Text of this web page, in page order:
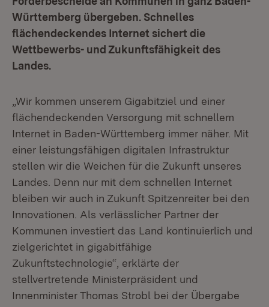
Württemberg übergeben. Schnelles
flächendeckendes Internet sichert die
Wettbewerbs- und Zukunftsfähigkeit des
Landes.
„Wir kommen unserem Gigabitziel und einer
flächendeckenden Versorgung mit schnellem
Internet in Baden-Württemberg immer näher. Mit
einer leistungsfähigen digitalen Infrastruktur
stellen wir die Weichen für die Zukunft unseres
Landes. Denn nur mit dem schnellen Internet
bleiben wir auch in Zukunft Spitzenreiter bei den
Innovationen. Als verlässlicher Partner der
Kommunen investiert das Land kontinuierlich und
zielgerichtet in gigabitfähige
Zukunftstechnologie“, erklärte der
stellvertretende Ministerpräsident und
Innenminister Thomas Strobl bei der Übergabe